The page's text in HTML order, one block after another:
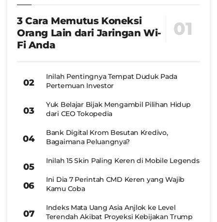
3 Cara Memutus Koneksi
Orang Lain dari Jaringan Wi-
Fi Anda
Inilah Pentingnya Tempat Duduk Pada
Pertemuan Investor
Yuk Belajar Bijak Mengambil Pilihan Hidup
dari CEO Tokopedia
Bank Digital Krom Besutan Kredivo,
Bagaimana Peluangnya?
Inilah 15 Skin Paling Keren di Mobile Legends
Ini Dia 7 Perintah CMD Keren yang Wajib
Kamu Coba
Indeks Mata Uang Asia Anjlok ke Level
Terendah Akibat Proyeksi Kebijakan Trump